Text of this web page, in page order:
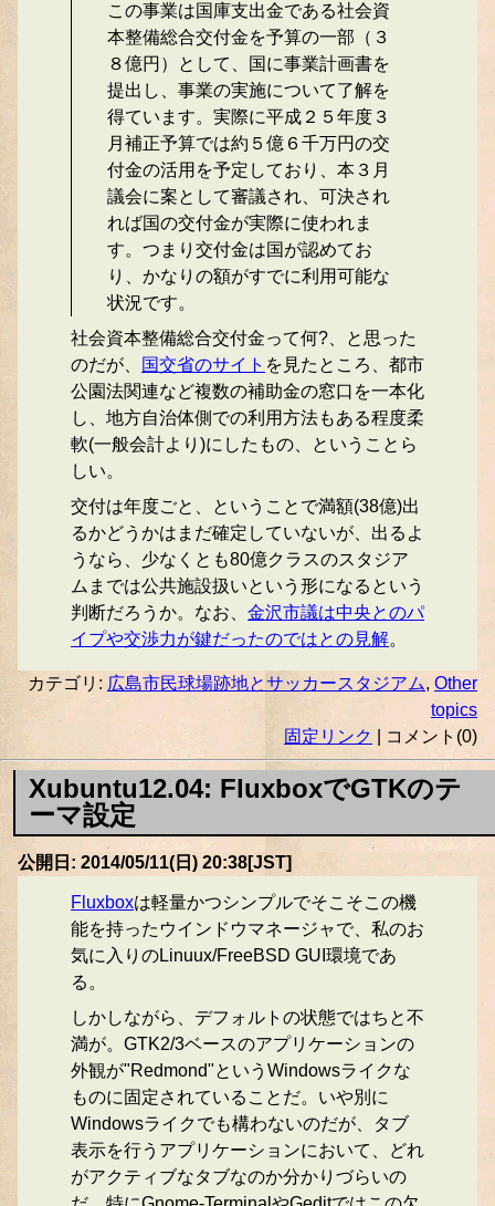
この事業は国庫支出金である社会資
本整備総合交付金を予算の一部（３
８億円）として、国に事業計画書を
提出し、事業の実施について了解を
得ています。実際に平成２５年度３
月補正予算では約５億６千万円の交
付金の活用を予定しており、本３月
議会に案として審議され、可決され
れば国の交付金が実際に使われま
す。つまり交付金は国が認めてお
り、かなりの額がすでに利用可能な
状況です。
社会資本整備総合交付金って何?、と思った
のだが、
国交省のサイト を見たところ、都市
公園法関連など複数の補助金の窓口を一本化
し、地方自治体側での利用方法もある程度柔
軟(一般会計より)にしたもの、ということら
しい。
交付は年度ごと、ということで満額(38億)出
るかどうかはまだ確定していないが、出るよ
うなら、少なくとも80億クラスのスタジア
ムまでは公共施設扱いという形になるという
判断だろうか。なお、 金沢市議は中央とのパ
イプや交渉力が鍵だったのではとの見解。
カテゴリ: 広島市民球場跡地とサッカースタジアム, Other
topics
固定リンク
| コメント(0)
Xubuntu12.04: FluxboxでGTKのテ
ーマ設定
公開日: 2014/05/11(日) 20:38[JST]
Fluxboxは軽量かつシンプルでそこそこの機
能を持ったウインドウマネージャで、私のお
気に入りのLinuux/FreeBSD GUI環境であ
る。
しかしながら、デフォルトの状態ではちと不
満が。GTK2/3ベースのアプリケーションの
外観が"Redmond"というWindowsライクな
ものに固定されていることだ。いや別に
Windowsライクでも構わないのだが、タブ
表示を行うアプリケーションにおいて、どれ
がアクティブなタブなのか分かりづらいの